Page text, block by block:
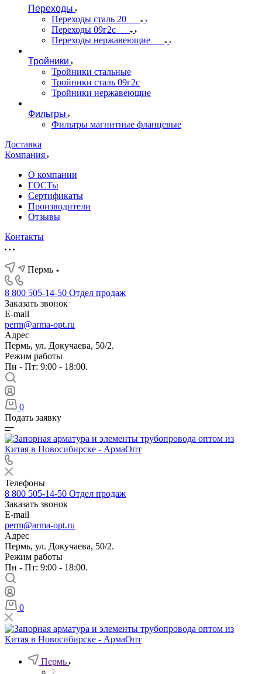
Переходы
Переходы сталь 20
Переходы 09г2с
Переходы нержавеющие
Тройники
Тройники стальные
Тройники сталь 09г2с
Тройники нержавеющие
Фильтры
Фильтры магнитные фланцевые
Доставка
Компания
О компании
ГОСТы
Сертификаты
Производители
Отзывы
Контакты
Пермь
8 800 505-14-50 Отдел продаж
Заказать звонок
E-mail
perm@arma-opt.ru
Адрес
Пермь, ул. Докучаева, 50/2.
Режим работы
Пн - Пт: 9:00 - 18:00.
0
Подать заявку
Телефоны
8 800 505-14-50 Отдел продаж
Заказать звонок
E-mail
perm@arma-opt.ru
Адрес
Пермь, ул. Докучаева, 50/2.
Режим работы
Пн - Пт: 9:00 - 18:00.
0
Пермь